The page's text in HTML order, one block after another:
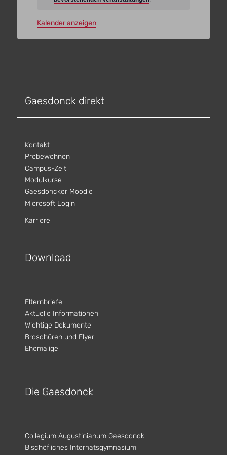
Kalender anzeigen
Gaesdonck direkt
Kontakt
Probewohnen
Campus-Zeit
Modulkurse
Gaesdoncker Moodle
Microsoft Login
Karriere
Download
Elternbriefe
Aktuelle Informationen
Wichtige Dokumente
Broschüren und Flyer
Ehemalige
Die Gaesdonck
Collegium Augustinianum Gaesdonck
Bischöfliches Internatsgymnasium